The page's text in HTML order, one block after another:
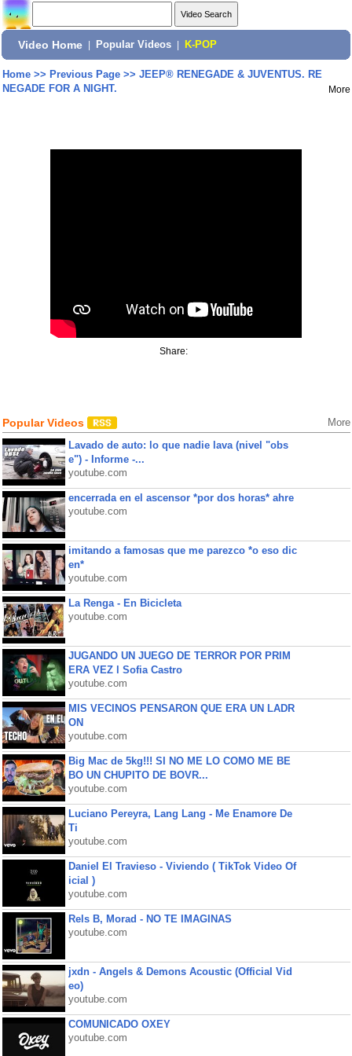
Video Home Popular Videos K-POP
Home>> Previous Page>> JEEP® RENEGADE & JUVENTUS. RE
NEGADE FOR A NIGHT.
More
Share:
Popular Videos More
Lavado de auto: lo que nadie lava (nivel "obs
e") - Informe -...
youtube.com
encerrada en el ascensor *por dos horas* ahre
youtube.com
imitando a famosas que me parezco *o eso dic
en*
youtube.com
La Renga - En Bicicleta
youtube.com
JUGANDO UN JUEGO DE TERROR POR PRIM
ERA VEZ l Sofia Castro
youtube.com
MIS VECINOS PENSARON QUE ERA UN LADR
ON
youtube.com
Big Mac de 5kg!!! SI NO ME LO COMO ME BE
BO UN CHUPITO DE BOVR...
youtube.com
Luciano Pereyra, Lang Lang - Me Enamore De
Ti
youtube.com
Daniel El Travieso - Viviendo ( TikTok Video Of
icial )
youtube.com
Rels B, Morad - NO TE IMAGINAS
youtube.com
jxdn - Angels & Demons Acoustic (Official Vid
eo)
youtube.com
COMUNICADO OXEY
youtube.com